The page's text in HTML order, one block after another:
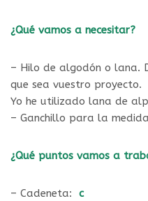
¿Qué vamos a necesitar?
– Hilo de algodón o lana.
que sea vuestro proyecto.
Yo he utilizado lana de
– Ganchillo para la
¿Qué puntos vamos a
– Cadeneta: c